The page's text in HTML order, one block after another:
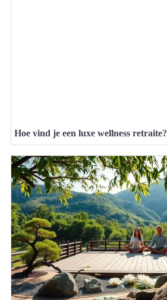
Hoe vind je een luxe wellness retraite?